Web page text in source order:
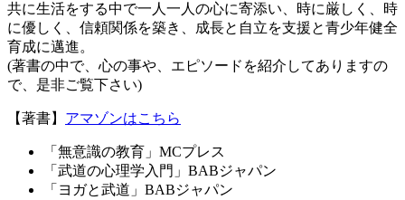
共に生活をする中で一人一人の心に寄添い、時に厳しく、時
に優しく、信頼関係を築き、成長と自立を支援と青少年健全
育成に邁進。
(著書の中で、心の事や、エピソードを紹介してありますの
で、是非ご覧下さい)
【著書】 アマゾンはこちら
「無意識の教育」MCプレス
「武道の心理学入門」BABジャパン
「ヨガと武道」BABジャパン